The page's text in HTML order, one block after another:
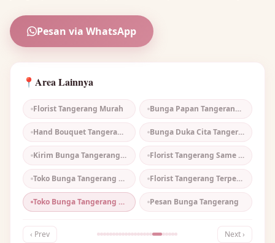
Pesan via WhatsApp
📍 Area Lainnya
Florist Tangerang Murah Bunga Papan Tangerang Murah
Hand Bouquet Tangerang Murah Bunga Duka Cita Tangerang Cepat
Kirim Bunga Tangerang Cepat Florist Tangerang Same Day
Toko Bunga Tangerang Online Florist Tangerang Terpercaya
Toko Bunga Tangerang Terbaik Pesan Bunga Tangerang
‹ Prev
Next ›